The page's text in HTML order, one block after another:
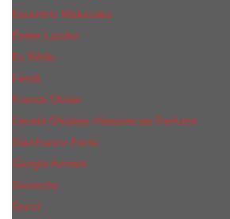
Escentric Molecules
Еsteе Lаudеr
Ex Nihilo
Fendi
Franck Olivier
Gerald Ghislain Histoires de Parfums
Gianfranco Ferre
Giorgio Armani
Givenchy
Gucci